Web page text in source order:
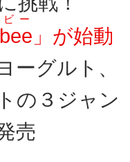
ー
」が始動
ーグルト、
の３ジャン
売